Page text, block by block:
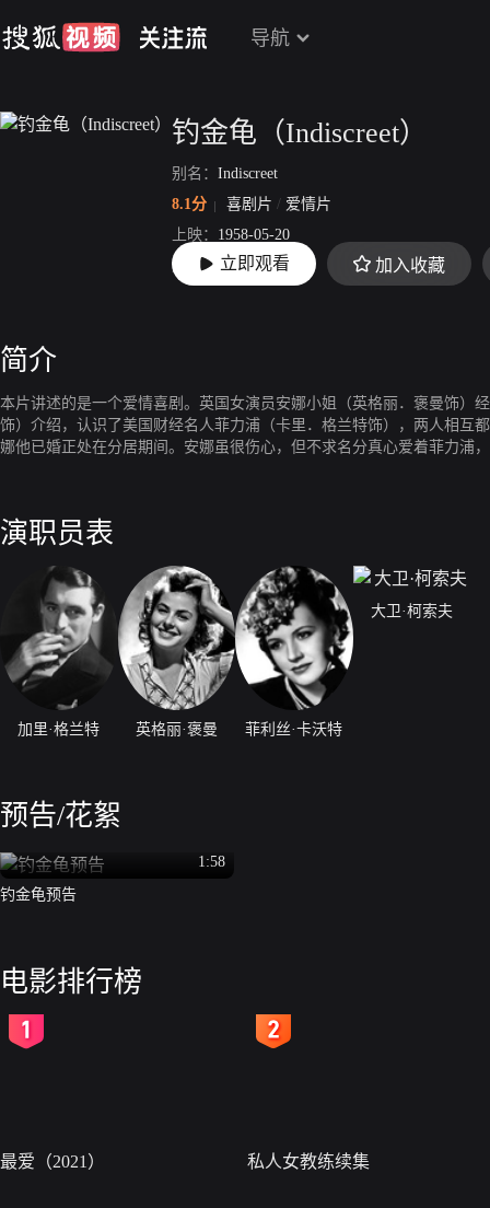
导航
钓金龟（Indiscreet）
别名： Indiscreet
8.1分
喜剧片 / 爱情片
上映： 1958-05-20
片长： 100分19秒
立即观看 加入收藏
简介
本片讲述的是一个爱情喜剧。英国女演员安娜小姐（英格丽．褒曼饰）
饰）介绍，认识了美国财经名人菲力浦（卡里．格兰特饰），两人相互
娜他已婚正处在分居期间。安娜虽很伤心，但不求名分真心爱着菲力浦
演职员表
加里·格兰特 英格丽·褒曼 菲利丝·卡沃特
大卫·柯索夫
预告/花絮
1:58
钓金龟预告
电影排行榜
最爱（2021） 私人女教练续集